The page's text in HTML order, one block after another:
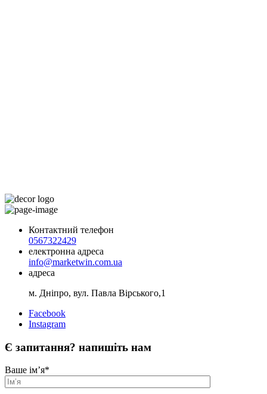
Контактний телефон
0567322429
електронна адреса
info@marketwin.com.ua
адреса
м. Дніпро, вул. Павла Вірського,1
Facebook
Instagram
Є запитання? напишіть нам
Ваше ім’я*